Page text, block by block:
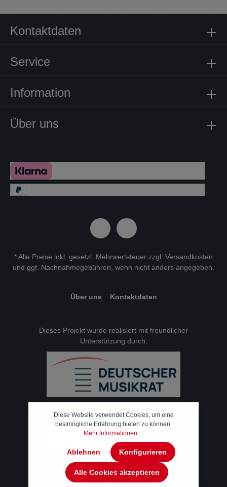
Über uns
Kontaktdaten
Service
Information
* Alle Preise inkl. gesetzl. Mehrwertsteuer zzgl. Versandkosten
und ggf. Nachnahmegebühren, wenn nicht anders angegeben.
Über uns Kontaktdaten
Dieses Projekt wurde realisiert mit freundlicher
Unterstützung durch:
Diese Website verwendet Cookies, um eine
bestmögliche Erfahrung bieten zu können.
Mehr Informationen ...
Ablehnen Konfigurieren
Alle Cookies akzeptieren